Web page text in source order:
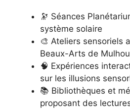
🔭 Séances
système solaire
🎨 Ateliers sensoriels
Beaux-Arts de
🧠 Expériences
sur les illusions
📚 Bibliothèques et
proposant des